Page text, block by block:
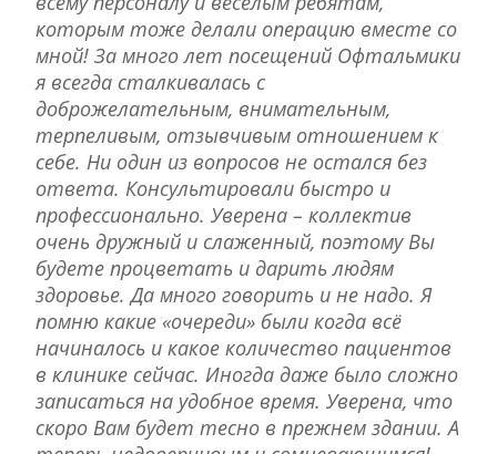
которым тоже делали операцию вместе со
мной! За много лет посещений Офтальмики
я всегда сталкивалась с
доброжелательным, внимательным,
терпеливым, отзывчивым отношением к
себе. Ни один из вопросов не остался без
ответа. Консультировали быстро и
профессионально. Уверена – коллектив
очень дружный и слаженный, поэтому Вы
будете процветать и дарить людям
здоровье. Да много говорить и не надо. Я
помню какие «очереди» были когда всё
начиналось и какое количество пациентов
в клинике сейчас. Иногда даже было сложно
записаться на удобное время. Уверена, что
скоро Вам будет тесно в прежнем здании. А